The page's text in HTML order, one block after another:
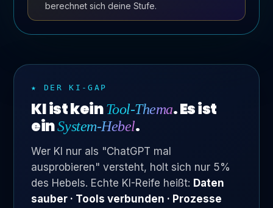
berechnet sich deine Stufe.
★ DER KI-GAP
KI ist keinTool-Thema. Es ist
einSystem-Hebel.
Wer KI nur als "ChatGPT mal
ausprobieren" versteht, holt sich nur 5%
des Hebels. Echte KI-Reife heißt: Daten
sauber · Tools verbunden · Prozesse